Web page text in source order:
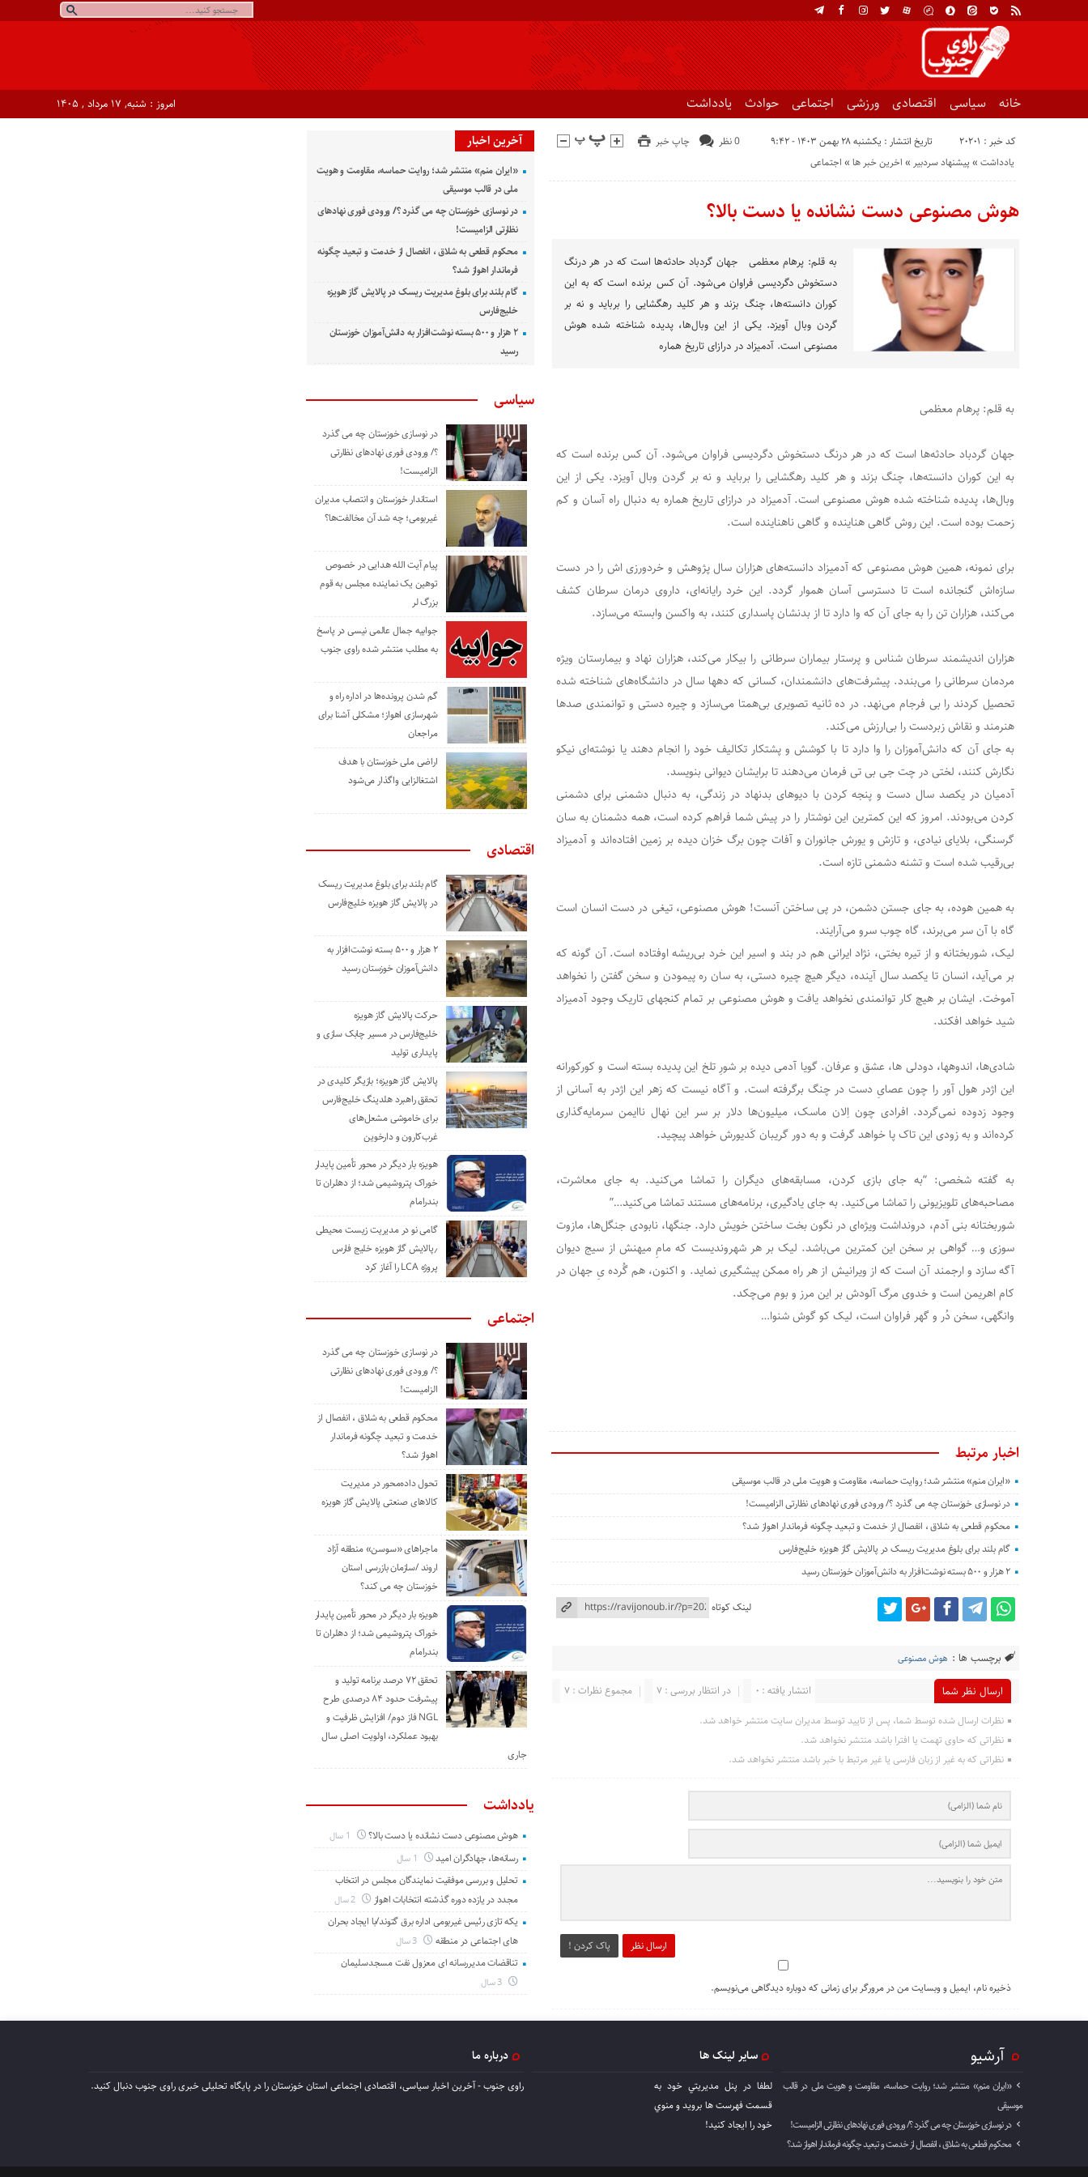
خانه سیاسی اقتصادی ورزشی اجتماعی حوادث یادداشت امروز : شنبه, ۱۷ مرداد , ۱۴۰۵
کد خبر : 20201 تاریخ انتشار : یکشنبه ۲۸ بهمن ۱۴۰۳ - ۹:۴۲ چاپ خبر
0 نظر
اجتماعی « اخرین خبر ها « پیشنهاد سردبیر « یادداشت
هوش مصنوعی دست نشانده یا دست بالا؟
به قلم: پرهام معظمی جهان گردباد حادثه‌ها است که در هر درنگ
دستخوش دگردیسی فراوان می‌شود. آن کس برنده است که به این
کوران دانسته‌ها، چنگ بزند و هر کلید رهگشایی را برباید و نه بر
گردن وبال آویزد. یکی از این وبال‌ها، پدیده شناخته شده هوش
مصنوعی است. آدمیزاد در درازای تاریخ هماره
به قلم: پرهام معظمی
جهان گردباد حادثه‌ها است که در هر درنگ دستخوش دگردیسی فراوان می‌شود. آن کس برنده است که
به این کوران دانسته‌ها، چنگ بزند و هر کلید رهگشایی را برباید و نه بر گردن وبال آویزد. یکی از این
وبال‌ها، پدیده شناخته شده هوش مصنوعی است. آدمیزاد در درازای تاریخ هماره به دنبال راه آسان و کم
زحمت بوده است. این روش گاهی هناینده و گاهی ناهناینده است.
برای نمونه، همین هوش مصنوعی که آدمیزاد دانسته‌های هزاران سال پژوهش و خردورزی اش را در دست
سازه‌اش گنجانده است تا دسترسی آسان هموار گردد. این خرد رایانه‌ای، داروی درمان سرطان کشف
می‌کند، هزاران تن را به جای آن که وا دارد تا از بدنشان پاسداری کنند، به واکسن وابسته می‌سازد.
هزاران اندیشمند سرطان شناس و پرستار بیماران سرطانی را بیکار می‌کند، هزاران نهاد و بیمارستان ویژه
مردمان سرطانی را می‌بندد. پیشرفت‌های دانشمندان، کسانی که دهها سال در دانشگاه‌های شناخته شده
تحصیل کردند را بی فرجام می‌نهد. در ده ثانیه تصویری بی‌همتا می‌سازد و چیره دستی و توانمندی صدها
هنرمند و نقاش زبردست را بی‌ارزش می‌کند.
به جای آن که دانش‌آموزان را وا دارد تا با کوشش و پشتکار تکالیف خود را انجام دهند یا نوشته‌ای نیکو
نگارش کنند، لختی در چت جی بی تی فرمان می‌دهند تا برایشان دیوانی بنویسد.
آدمیان در یکصد سال دست و پنجه کردن با دیوهای بدنهاد در زندگی، به دنبال دشمنی برای دشمنی
کردن می‌بودند. امروز که این کمترین این نوشتار را در پیش شما فراهم کرده است، همه دشمنان به سان
گرسنگی، بلایای نیادی، و تازش و یورش جانوران و آفات چون برگ خزان دیده بر زمین افتاده‌اند و آدمیزاد
بی‌رقیب شده است و تشنه دشمنی تازه است.
به همین هوده، به جای جستن دشمن، در پی ساختن آنست! هوش مصنوعی، تیغی در دست انسان است
گاه با آن سر می‌برند، گاه چوب سرو می‌آرایند.
لیک، شوربختانه و از تیره بختی، نژاد ایرانی هم در بند و اسیر این خرد بی‌ریشه اوفتاده است. آن گونه که
بر می‌آید، انسان تا یکصد سال آینده، دیگر هیچ چیره دستی، به سان ره پیمودن و سخن گفتن را نخواهد
آموخت. ایشان بر هیچ کار توانمندی نخواهد یافت و هوش مصنوعی بر تمام کنجهای تاریک وجود آدمیزاد
شید خواهد افکند.
شادی‌ها، اندوهها، دودلی ها، عشق و عرفان. گویا آدمی دیده بر شورِ تلخ این پدیده بسته است و کورکورانه
این اژدر هول آور را چون عصایِ دست در چنگ برگرفته است. و آگاه نیست که زهر این اژدر به آسانی از
وجود زدوده نمی‌گردد. افرادی چون اِلان ماسک، میلیون‌ها دلار بر سر این نهال ناایمن سرمایه‌گذاری
کرده‌اند و به زودی این تاک پا خواهد گرفت و به دور گریبان کَدیورش خواهد پیچید.
به گفته شخصی: “به جای بازی کردن، مسابقه‌های دیگران را تماشا می‌کنید. به جای معاشرت،
مصاحبه‌های تلویزیونی را تماشا می‌کنید. به جای یادگیری، برنامه‌های مستند تماشا می‌کنید…”
شوربختانه بنی آدم، درونداشت ویژه‌ای در نگون بخت ساختن خویش دارد. جنگها، نابودی جنگل‌ها، مازوت
سوزی و… گواهی بر سخن این کمترین می‌باشد. لیک بر هر شهروندیست که مامِ میهنش از سیج دیوان
آگه سازد و ارجمند آن است که از ویرانیش از هر راه ممکن پیشگیری نماید. و اکنون، هم گُرده یِ جهان در
کام اهریمن است و خدوی مرگ آلودش بر این مرز و بوم می‌چکد.
وانگهی، سخن دُر و گهر فراوان است، لیک کو گوش شنوا…
اخبار مرتبط
«ایران منم» منتشر شد؛ روایت حماسه، مقاومت و هویت ملی در قالب موسیقی
در نوسازی خوزستان چه می گذرد ؟/ ورودی فوری نهادهای نظارتی الزامیست!
محکوم قطعی به شلاق ، انفصال از خدمت و تبعید چگونه فرماندار اهواز شد؟
گام بلند برای بلوغ مدیریت ریسک در پالایش گاز هویزه خلیج‌فارس
۲ هزار و ۵۰۰ بسته نوشت‌افزار به دانش‌آموزان خوزستان رسید
لینک کوتاه
برچسب ها : هوش مصنوعی
ارسال نظر شما مجموع نظرات : 7 در انتظار بررسی : 7 انتشار یافته : 0
نظرات ارسال شده توسط شما، پس از تایید توسط مدیران سایت منتشر خواهد شد.
نظراتی که حاوی تهمت یا افترا باشد منتشر نخواهد شد.
نظراتی که به غیر از زبان فارسی یا غیر مرتبط با خبر باشد منتشر نخواهد شد.
ارسال نظر پاک کردن !
ذخیره نام، ایمیل و وبسایت من در مرورگر برای زمانی که دوباره دیدگاهی می‌نویسم.
آخرین اخبار
«ایران منم» منتشر شد؛ روایت حماسه، مقاومت و هویت
ملی در قالب موسیقی
در نوسازی خوزستان چه می گذرد ؟/ ورودی فوری نهادهای
نظارتی الزامیست!
محکوم قطعی به شلاق ، انفصال از خدمت و تبعید چگونه
فرماندار اهواز شد؟
گام بلند برای بلوغ مدیریت ریسک در پالایش گاز هویزه
خلیج‌فارس
۲ هزار و ۵۰۰ بسته نوشت‌افزار به دانش‌آموزان خوزستان
رسید
سیاسی
در نوسازی خوزستان چه می گذرد
؟/ ورودی فوری نهادهای نظارتی
الزامیست!
استاندار خوزستان و انتصاب مدیران
غیربومی؛ چه شد آن مخالفت‌ها؟
پیام آیت الله هدایی در خصوص
توهین یک نماینده مجلس به قوم
بزرگ لر
جوابیه جمال عالمی نیسی در پاسخ
به مطلب منتشر شده راوی جنوب
گم شدن پرونده‌ها در اداره راه و
شهرسازی اهواز؛ مشکلی آشنا برای
مراجعان
اراضی ملی خوزستان با هدف
اشتغالزایی واگذار می‌شود
اقتصادی
گام بلند برای بلوغ مدیریت ریسک
در پالایش گاز هویزه خلیج‌فارس
۲ هزار و ۵۰۰ بسته نوشت‌افزار به
دانش‌آموزان خوزستان رسید
حرکت پالایش گاز هویزه
خلیج‌فارس در مسیر چابک سازی و
پایداری تولید
پالایش گاز هویزه؛ بازیگر کلیدی در
تحقق راهبرد هلدینگ خلیج‌فارس
برای خاموشی مشعل‌های
غرب‌کارون و دارخوین
هویزه بار دیگر در محور تأمین پایدار
خوراک پتروشیمی شد؛ از دهلران تا
بندرامام
گامی نو در مدیریت زیست ‌محیطی
٫پالایش گاز هویزه خلیج ‌فارس
پروژه LCA را آغاز کرد
اجتماعی
در نوسازی خوزستان چه می گذرد
؟/ ورودی فوری نهادهای نظارتی
الزامیست!
محکوم قطعی به شلاق ، انفصال از
خدمت و تبعید چگونه فرماندار
اهواز شد؟
تحول داده‌محور در مدیریت
کالاهای صنعتی پالایش گاز هویزه
ماجراهای «سوسن» منطقه آزاد
اروند /سازمان بازرسی استان
خوزستان چه می کند؟
هویزه بار دیگر در محور تأمین پایدار
خوراک پتروشیمی شد؛ از دهلران تا
بندرامام
تحقق ۷۲ درصد برنامه تولید و
پیشرفت حدود ۸۴ درصدی طرح
NGL فاز دوم/ افزایش ظرفیت و
بهبود عملکرد، اولویت اصلی سال
جاری
یادداشت
هوش مصنوعی دست نشانده یا دست بالا؟
رسانه‌ها، جهادگران امید
تحلیل و بررسی موفقیت نمایندگان مجلس در انتخاب
مجدد در یازده دوره گذشته انتخابات اهواز
یکه تازی رئیس غیربومی اداره برق گتوند/با ایجاد بحران
های اجتماعی در منطقه
تناقضات مدیررسانه ای معزول نفت مسجدسلیمان
آرشیو
«ایران منم» منتشر شد؛ روایت حماسه، مقاومت و هویت ملی در قالب
موسیقی
در نوسازی خوزستان چه می گذرد ؟/ ورودی فوری نهادهای نظارتی الزامیست!
محکوم قطعی به شلاق ، انفصال از خدمت و تبعید چگونه فرماندار اهواز شد؟
سایر لینک ها
لطفا در پنل مديريتي خود به
قسمت فهرست ها برويد و منوي
خود را ايجاد كنيد!
درباره ما
راوی جنوب - آخرین اخبار سیاسی، اقتصادی اجتماعی استان خوزستان را در پایگاه تحلیلی خبری راوی جنوب دنبال کنید.